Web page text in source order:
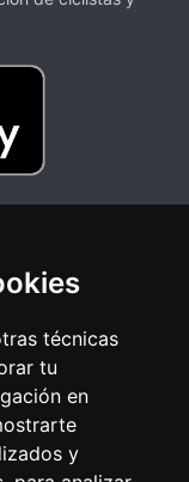
técnicas
tu
en
y
organización o
comerciales y
de ciclismo son